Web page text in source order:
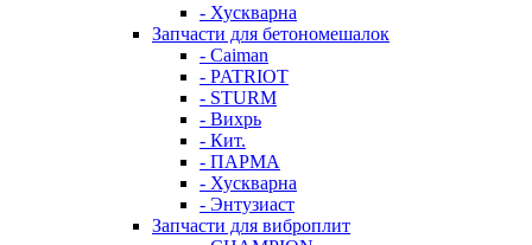
- Хускварна
Запчасти для бетономешалок
- Caiman
- PATRIOT
- STURM
- Вихрь
- Кит.
- ПАРМА
- Хускварна
- Энтузиаст
Запчасти для виброплит